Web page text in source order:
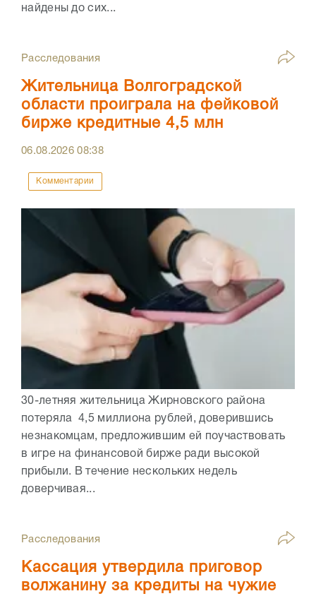
найдены до сих...
Расследования
Жительница Волгоградской
области проиграла на фейковой
бирже кредитные 4,5 млн
06.08.202608:38
Комментарии
30-летняя жительница Жирновского района
потеряла 4,5 миллиона рублей, доверившись
незнакомцам, предложившим ей поучаствовать
в игре на финансовой бирже ради высокой
прибыли. В течение нескольких недель
доверчивая...
Расследования
Кассация утвердила приговор
волжанину за кредиты на чужие